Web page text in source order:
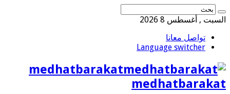
السبت , أغسطس 8 2026
تواصل معانا
Language switcher
medhatbarakat
medhatbarakat